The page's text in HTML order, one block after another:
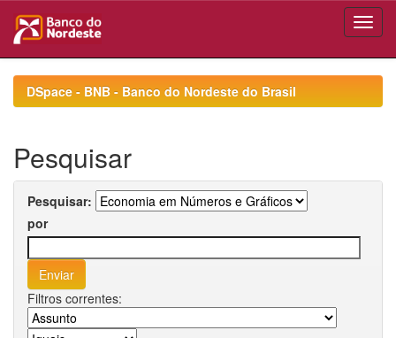
navigationDSpace - BNB - Banco do Nordeste do Brasil
Pesquisar
Pesquisar:
por
Filtros correntes: